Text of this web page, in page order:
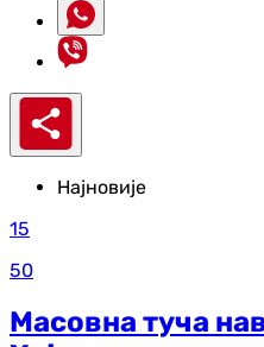
Најновије
15
50
Масовна туча